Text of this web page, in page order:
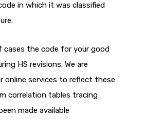
in which it was classified
cases the code for your good
HS revisions. We are
online services to reflect these
correlation tables tracing
made available